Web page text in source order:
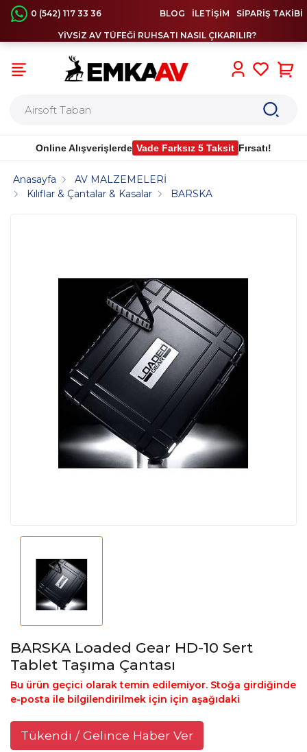
0 (542) 117 33 36 BLOG İLETİŞİM SİPARİŞ TAKİBİ
YİVSİZ AV TÜFEĞİ RUHSATI NASIL ÇIKARILIR?
Online Alışverişlerde Vade Farksız 5 Taksit Fırsatı!
Anasayfa
AV MALZEMELERİ
Kılıflar & Çantalar & Kasalar
BARSKA
BARSKA Loaded Gear HD-10 Sert
Tablet Taşıma Çantası
Bu ürün geçici olarak temin edilemiyor. Stoğa girdiğinde
e-posta ile bilgilendirilmek için için aşağıdaki
Tükendi / Gelince Haber Ver